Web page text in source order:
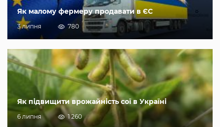
Як малому фермеру продавати в ЄС
3 липня 780
Як підвищити врожайність сої в Україні
6 липня 1 260